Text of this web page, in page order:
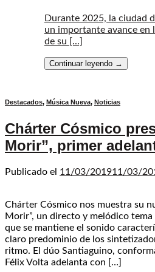
Durante 2025, la ciudad
un importante avance en
de su [...]
Continuar leyendo →
Destacados, Música Nueva, Noticias
Chárter Cósmico
Morir”, primer
Publicado el 11/03/201911/03/
Chárter Cósmico nos muestra su
Morir”, un directo y melódico tema
que se mantiene el sonido
claro predominio de los
ritmo. El dúo Santiaguino,
Félix Volta adelanta con […]